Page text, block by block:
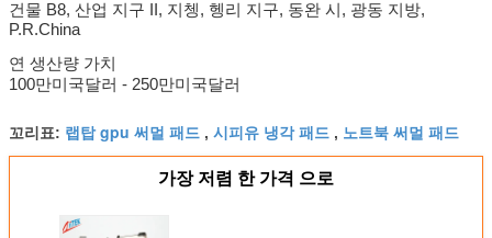
건물 B8, 산업 지구 II, 지쳉, 헹리 지구, 동완 시, 광동 지방,
P.R.China
연 생산량 가치
100만미국달러 - 250만미국달러
꼬리표: 랩탑 gpu 써멀 패드 , 시피유 냉각 패드 , 노트북 써멀 패드
가장 저렴 한 가격 으로